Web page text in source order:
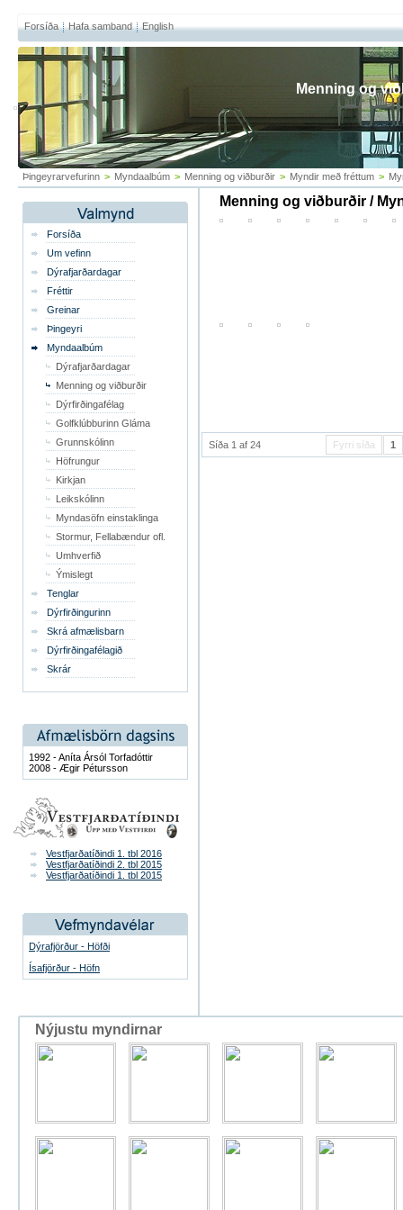
Forsíða Hafa samband English
Þingeyrarvefurinn > Myndaalbúm > Menning og viðburðir > Myndir með fréttum >
Forsíða
Um vefinn
Dýrafjarðardagar
Fréttir
Greinar
Þingeyri
Myndaalbúm
Dýrafjarðardagar
Menning og viðburðir
Dýrfirðingafélag
Golfklúbburinn Gláma
Grunnskólinn
Höfrungur
Kirkjan
Leikskólinn
Myndasöfn einstaklinga
Stormur, Fellabændur ofl.
Umhverfið
Ýmislegt
Tenglar
Dýrfirðingurinn
Skrá afmælisbarn
Dýrfirðingafélagið
Skrár
1992 - Aníta Ársól Torfadóttir
2008 - Ægir Pétursson
Vestfjarðatíðindi 1. tbl 2016
Vestfjarðatíðindi 2. tbl 2015
Vestfjarðatíðindi 1. tbl 2015
Dýrafjörður - Höfði
Ísafjörður - Höfn
Menning og viðburðir /
Fyrri síða 1
Síða 1 af 24
Menning og
Nýjustu myndirnar